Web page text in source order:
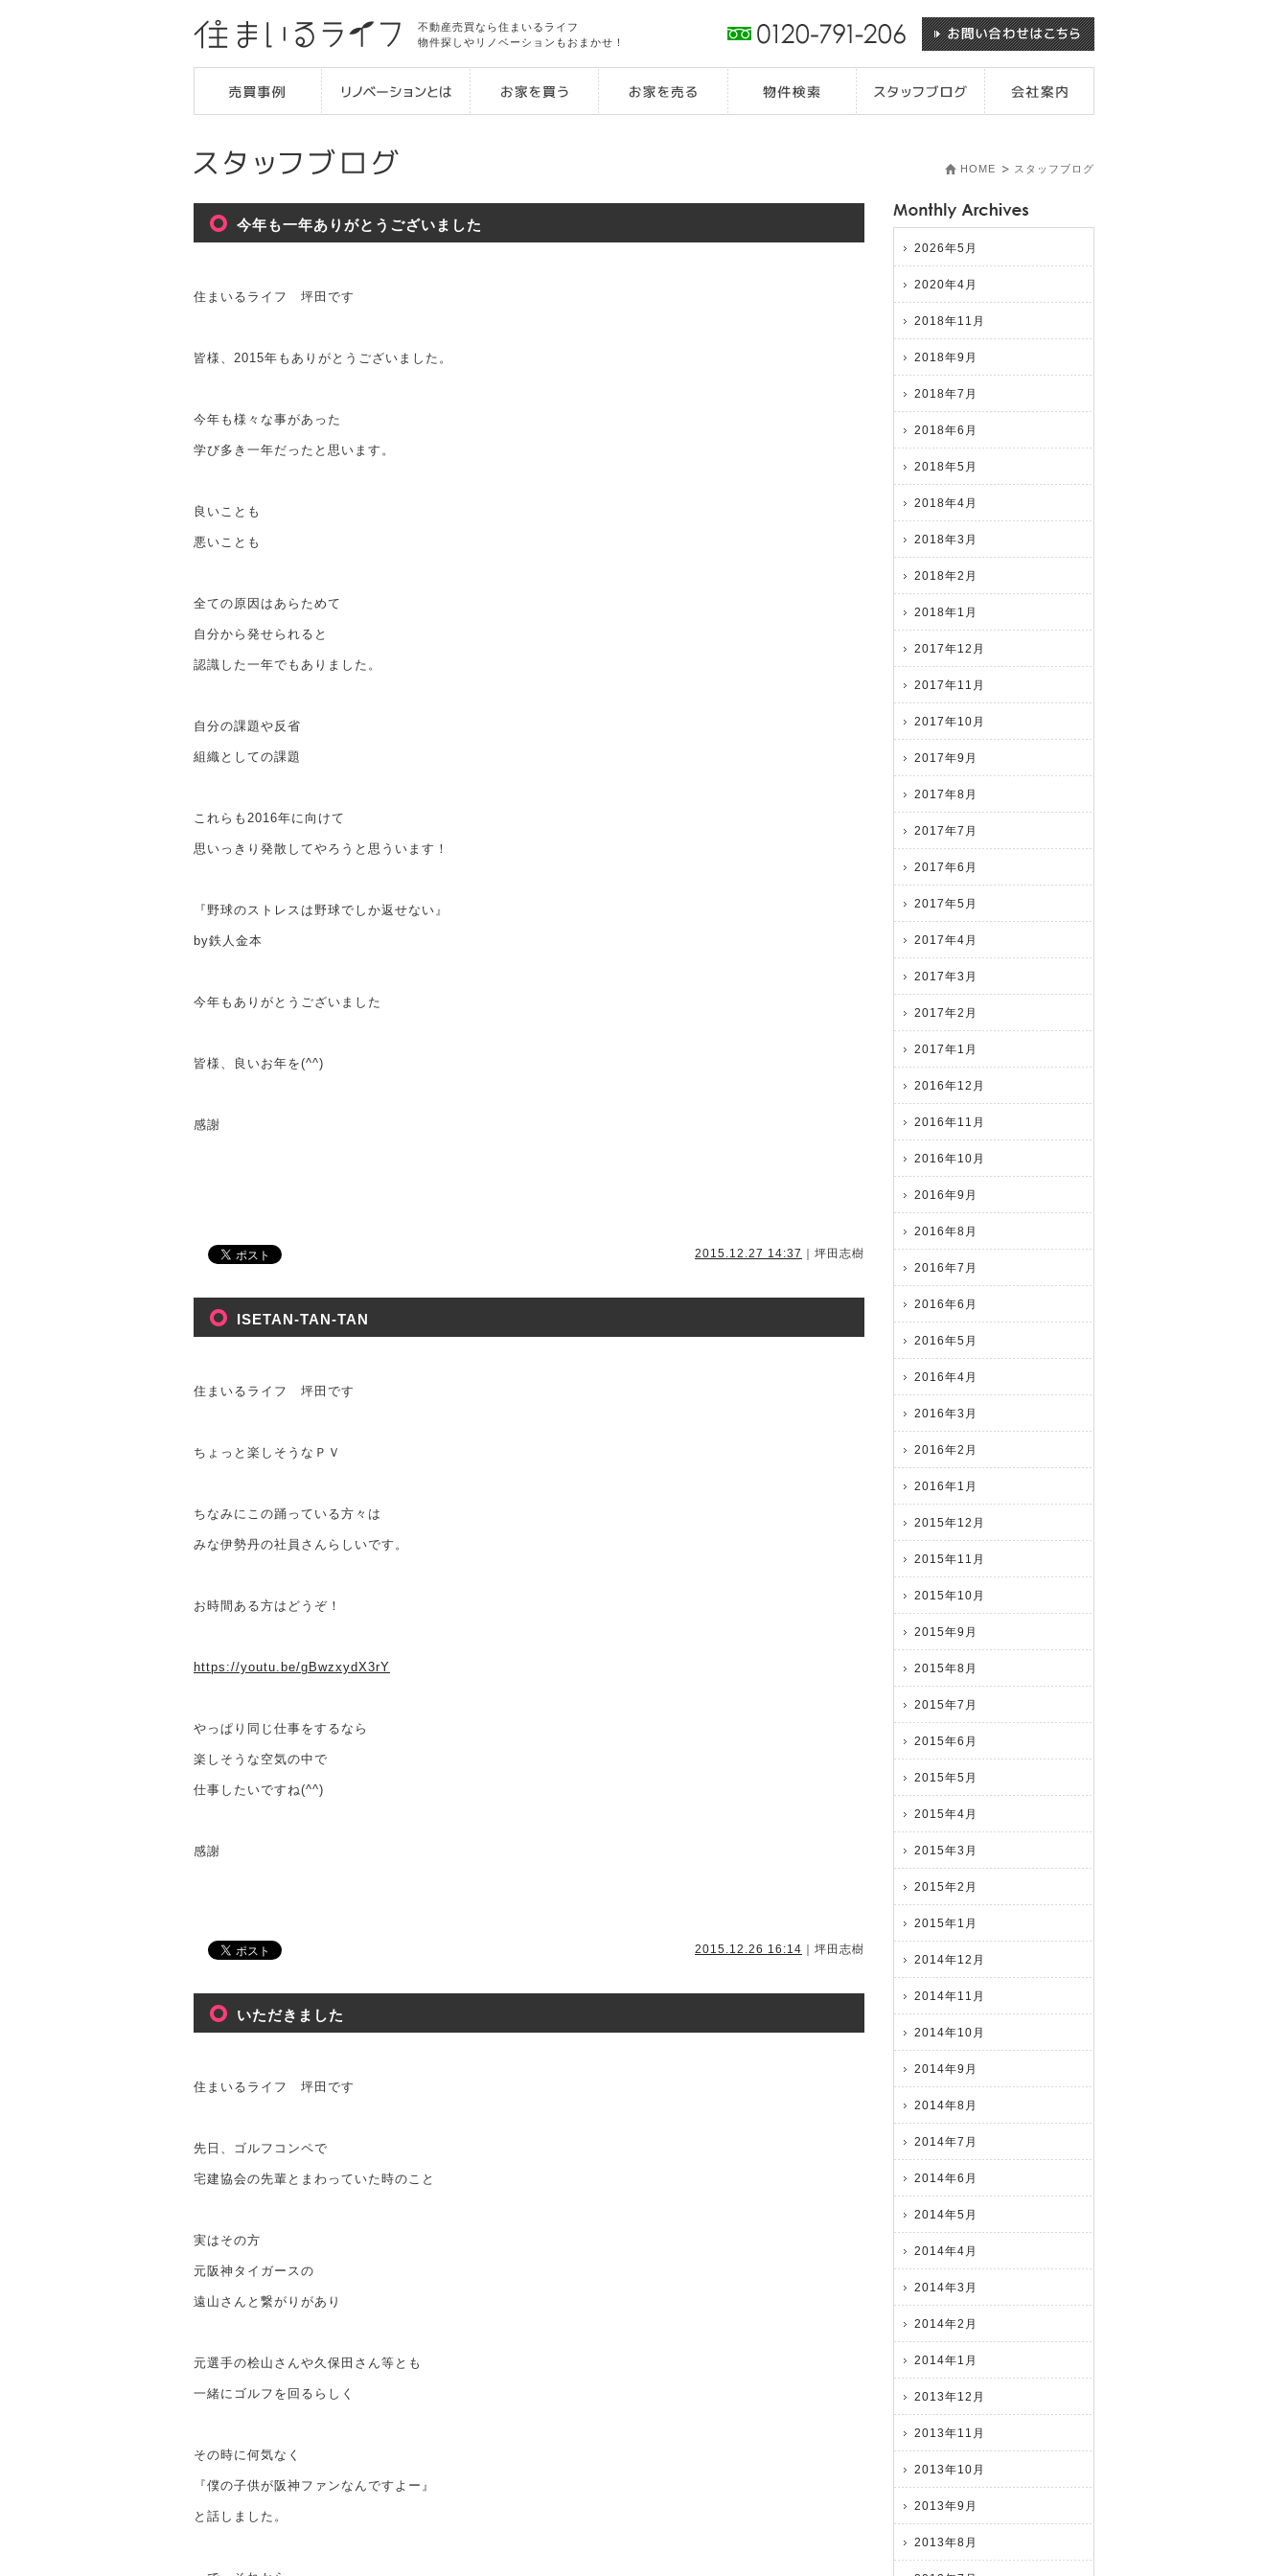
不動産売買なら住まいるライフ
物件探しやリノベーションもおまかせ！
HOME スタッフブログ
今年も一年ありがとうございました
住まいるライフ 坪田です
皆様、2015年もありがとうございました。
今年も様々な事があった
学び多き一年だったと思います。
良いことも
悪いことも
全ての原因はあらためて
自分から発せられると
認識した一年でもありました。
自分の課題や反省
組織としての課題
これらも2016年に向けて
思いっきり発散してやろうと思ういます！
『野球のストレスは野球でしか返せない』
by鉄人金本
今年もありがとうございました
皆様、良いお年を(^^)
感謝
2015.12.27 14:37 ｜坪田志樹
ISETAN-TAN-TAN
住まいるライフ 坪田です
ちょっと楽しそうなＰＶ
ちなみにこの踊っている方々は
みな伊勢丹の社員さんらしいです。
お時間ある方はどうぞ！
https://youtu.be/gBwzxydX3rY
やっぱり同じ仕事をするなら
楽しそうな空気の中で
仕事したいですね(^^)
感謝
2015.12.26 16:14 ｜坪田志樹
いただきました
住まいるライフ 坪田です
先日、ゴルフコンペで
宅建協会の先輩とまわっていた時のこと
実はその方
元阪神タイガースの
遠山さんと繋がりがあり
元選手の桧山さんや久保田さん等とも
一緒にゴルフを回るらしく
その時に何気なく
『僕の子供が阪神ファンなんですよー』
と話しました。
2026年5月
2020年4月
2018年11月
2018年9月
2018年7月
2018年6月
2018年5月
2018年4月
2018年3月
2018年2月
2018年1月
2017年12月
2017年11月
2017年10月
2017年9月
2017年8月
2017年7月
2017年6月
2017年5月
2017年4月
2017年3月
2017年2月
2017年1月
2016年12月
2016年11月
2016年10月
2016年9月
2016年8月
2016年7月
2016年6月
2016年5月
2016年4月
2016年3月
2016年2月
2016年1月
2015年12月
2015年11月
2015年10月
2015年9月
2015年8月
2015年7月
2015年6月
2015年5月
2015年4月
2015年3月
2015年2月
2015年1月
2014年12月
2014年11月
2014年10月
2014年9月
2014年8月
2014年7月
2014年6月
2014年5月
2014年4月
2014年3月
2014年2月
2014年1月
2013年12月
2013年11月
2013年10月
2013年9月
2013年8月